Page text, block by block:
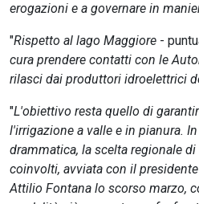
erogazioni e a governare in
"Rispetto al lago Maggiore -
cura prendere contatti con le
rilasci dai produttori idroelettrici
"L'obiettivo resta quello di
l'irrigazione a valle e in pianura.
drammatica, la scelta regionale
coinvolti, avviata con il
Attilio Fontana lo scorso marzo,